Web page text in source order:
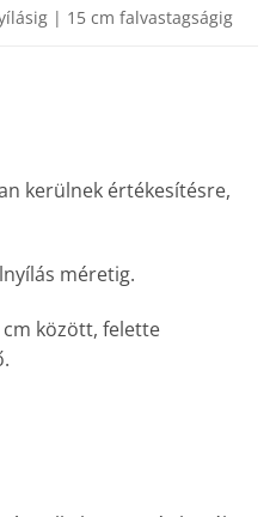
| 15 cm falvastagságig
kerülnek értékesítésre,
méretig.
cm között, felette